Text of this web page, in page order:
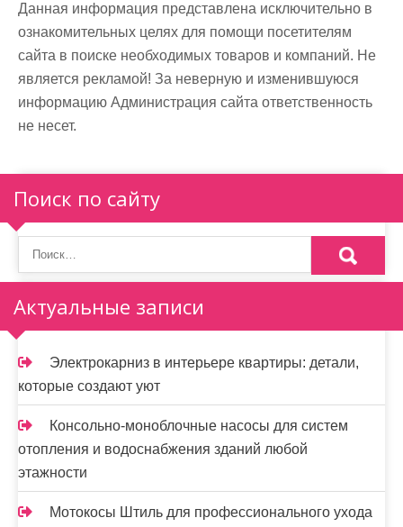
Данная информация представлена исключительно в
ознакомительных целях для помощи посетителям
сайта в поиске необходимых товаров и компаний. Не
является рекламой! За неверную и изменившуюся
информацию Администрация сайта ответственность
не несет.
Поиск по сайту
Актуальные записи
Электрокарниз в интерьере квартиры: детали,
которые создают уют
Консольно-моноблочные насосы для систем
отопления и водоснабжения зданий любой
этажности
Мотокосы Штиль для профессионального ухода